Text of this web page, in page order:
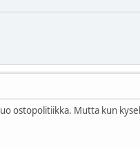
ostopolitiikka. Mutta kun